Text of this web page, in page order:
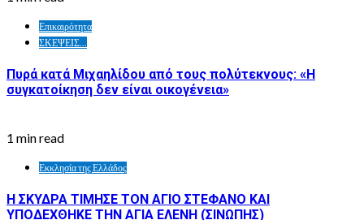
Επικαιρότητα
ΣΚΕΨΕΙΣ...
Πυρά κατά Μιχαηλίδου από τους πολύτεκνους: «Η
συγκατοίκηση δεν είναι οικογένεια»
1 min read
Εκκλησία της Ελλάδος
Η ΣΚΥΔΡΑ ΤΙΜΗΣΕ ΤΟΝ ΑΓΙΟ ΣΤΕΦΑΝΟ ΚΑΙ
ΥΠΟΔΕΧΘΗΚΕ ΤΗΝ ΑΓΙΑ ΕΛΕΝΗ (ΣΙΝΩΠΗΣ)